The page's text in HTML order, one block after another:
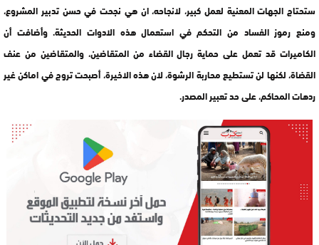
ستحتاج الجهات المعنية لعمل كبير، لانجاحه، ان هي نجحت في حسن تدبير المشروع،
ومنع رموز الفساد من التحكم في استعمال هذه الادوات الحديثة. وأضافت أن
الكاميرات قد تعمل على حماية رجال القضاء من المتقاضين، والمتقاضين من عنف
القضاة، لكنها لن تستطيع محاربة الرشوة، لان هذه الاخيرة، أصبحت تروج في اماكن غير
ردهات المحاكم، على حد تعبير المصدر.